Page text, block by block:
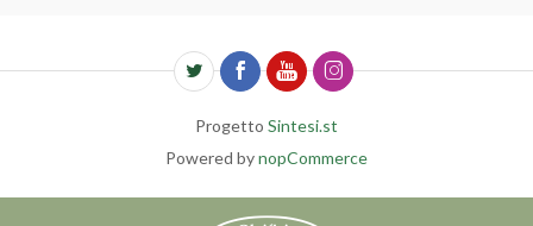
Progetto Sintesi.st
Powered bynopCommerce